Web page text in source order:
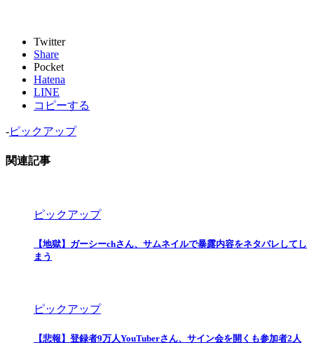
Twitter
Share
Pocket
Hatena
LINE
コピーする
-ピックアップ
関連記事
ピックアップ
【地獄】ガーシーchさん、サムネイルで暴露内容をネタバレしてし
まう
ピックアップ
【悲報】登録者9万人YouTuberさん、サイン会を開くも参加者2人